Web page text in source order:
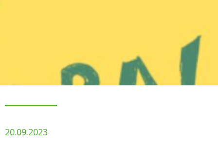
20.09.2023